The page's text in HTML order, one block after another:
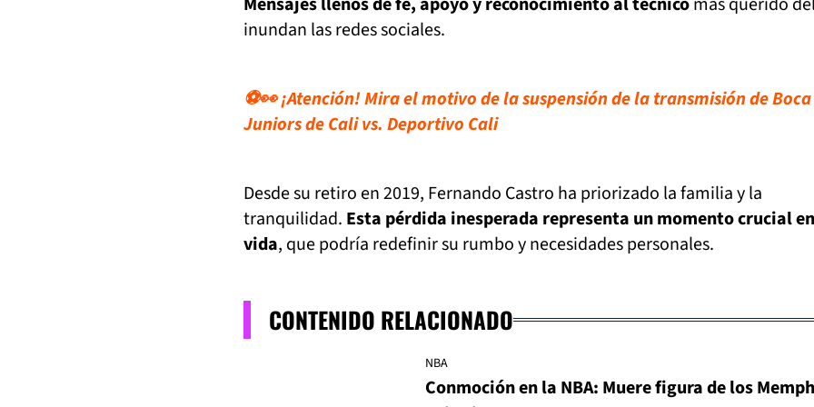
inundan las redes sociales.
⚽👀 ¡Atención! Mira el motivo de la suspensión de la transmisión de Boca
Juniors de Cali vs. Deportivo Cali
Desde su retiro en 2019, Fernando Castro ha priorizado la familia y la
tranquilidad. Esta pérdida inesperada representa un momento crucial
vida, que podría redefinir su rumbo y necesidades personales.
CONTENIDO RELACIONADO
NBA
Conmoción en la NBA: Muere figura de los